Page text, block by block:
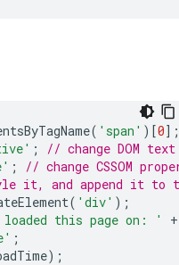
( 'span' )[0];
;
// change DOM
;
// change CSSOM
it, and append it to
( 'div' );
loaded this page on: '
+
;
);